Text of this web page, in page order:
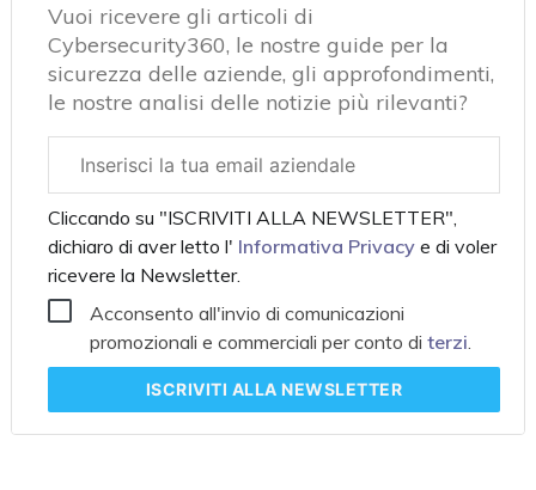
Vuoi ricevere gli articoli di
Cybersecurity360, le nostre guide per la
sicurezza delle aziende, gli approfondimenti,
le nostre analisi delle notizie più rilevanti?
aziendale
Cliccando su "ISCRIVITI ALLA NEWSLETTER",
dichiaro di aver letto l' Informativa Privacye di voler
ricevere la Newsletter.
Acconsento all'invio di comunicazioni
promozionali e commerciali per conto diterzi
ISCRIVITI ALLA NEWSLETTER